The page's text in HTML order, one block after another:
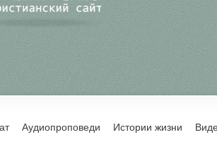
Аудиопроповеди Истории жизни